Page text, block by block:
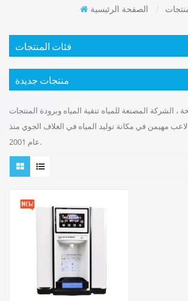
الصفحة الرئيسية /
فئات المنتجات
منتجات جديدة
الشركة المصنعة للمياه تنقية المياه وبرودة المنتجات
مهيمن في مكانة توليد المياه في الغلاف الجوي منذ
عام 2001.